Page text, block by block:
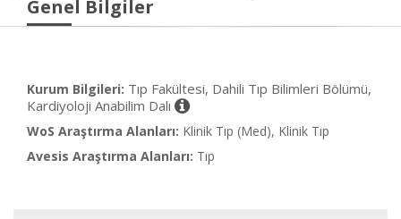
Genel Bilgiler
Kurum Bilgileri: Tıp Fakültesi, Dahili Tıp Bilimleri Bölümü,
Kardiyoloji Anabilim Dalı
WoS Araştırma Alanları: Klinik Tıp (Med), Klinik Tıp
Avesis Araştırma Alanları: Tıp